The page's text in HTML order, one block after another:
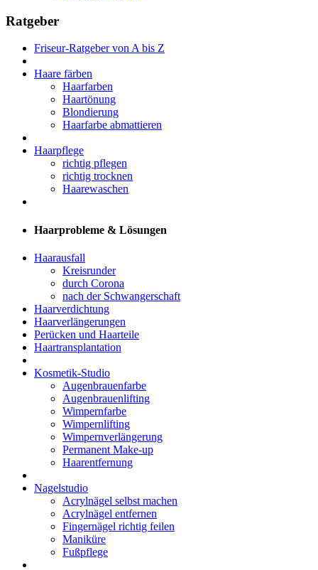
Ratgeber
Friseur-Ratgeber von A bis Z
Haare färben
Haarfarben
Haartönung
Blondierung
Haarfarbe abmattieren
Haarpflege
richtig pflegen
richtig trocknen
Haarewaschen
Haarprobleme & Lösungen
Haarausfall
Kreisrunder
durch Corona
nach der Schwangerschaft
Haarverdichtung
Haarverlängerungen
Perücken und Haarteile
Haartransplantation
Kosmetik-Studio
Augenbrauenfarbe
Augenbrauenlifting
Wimpernfarbe
Wimpernlifting
Wimpernverlängerung
Permanent Make-up
Haarentfernung
Nagelstudio
Acrylnägel selbst machen
Acrylnägel entfernen
Fingernägel richtig feilen
Maniküre
Fußpflege